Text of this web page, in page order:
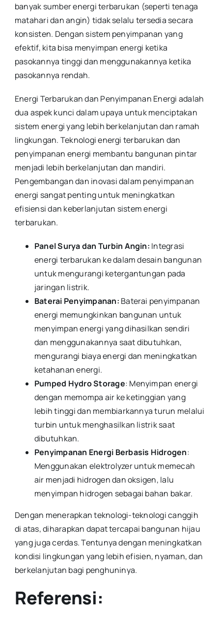
banyak sumber energi terbarukan (seperti tenaga
matahari dan angin) tidak selalu tersedia secara
konsisten. Dengan sistem penyimpanan yang
efektif, kita bisa menyimpan energi ketika
pasokannya tinggi dan menggunakannya ketika
pasokannya rendah.
Energi Terbarukan dan Penyimpanan Energi adalah
dua aspek kunci dalam upaya untuk menciptakan
sistem energi yang lebih berkelanjutan dan ramah
lingkungan. Teknologi energi terbarukan dan
penyimpanan energi membantu bangunan pintar
menjadi lebih berkelanjutan dan mandiri.
Pengembangan dan inovasi dalam penyimpanan
energi sangat penting untuk meningkatkan
efisiensi dan keberlanjutan sistem energi
terbarukan.
Panel Surya dan Turbin Angin: Integrasi
energi terbarukan ke dalam desain bangunan
untuk mengurangi ketergantungan pada
jaringan listrik.
Baterai Penyimpanan: Baterai penyimpanan
energi memungkinkan bangunan untuk
menyimpan energi yang dihasilkan sendiri
dan menggunakannya saat dibutuhkan,
mengurangi biaya energi dan meningkatkan
ketahanan energi.
Pumped Hydro Storage: Menyimpan energi
dengan memompa air ke ketinggian yang
lebih tinggi dan membiarkannya turun melalui
turbin untuk menghasilkan listrik saat
dibutuhkan.
Penyimpanan Energi Berbasis Hidrogen:
Menggunakan elektrolyzer untuk memecah
air menjadi hidrogen dan oksigen, lalu
menyimpan hidrogen sebagai bahan bakar.
Dengan menerapkan teknologi-teknologi canggih
di atas, diharapkan dapat tercapai bangunan hijau
yang juga cerdas. Tentunya dengan meningkatkan
kondisi lingkungan yang lebih efisien, nyaman, dan
berkelanjutan bagi penghuninya.
Referensi: